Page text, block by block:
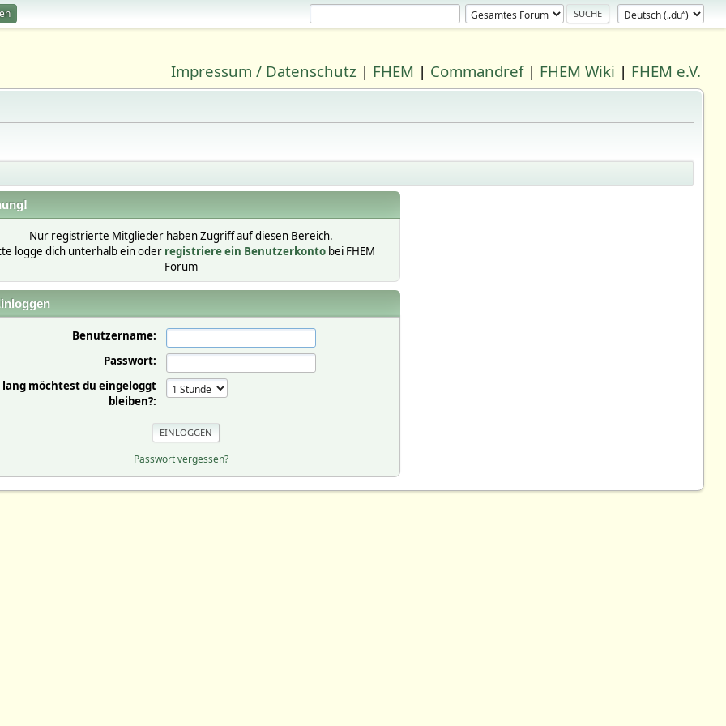
Impressum / Datenschutz | FHEM | Commandref| FHEM Wiki | FHEM e.V.
Nur registrierte Mitglieder haben Zugriff auf diesen Bereich.
logge dich unterhalb ein oder registriere ein Benutzerkontobei FHEM
Forum
Benutzername:
Passwort:
lang möchtest du eingeloggt
bleiben?:
Passwort vergessen?